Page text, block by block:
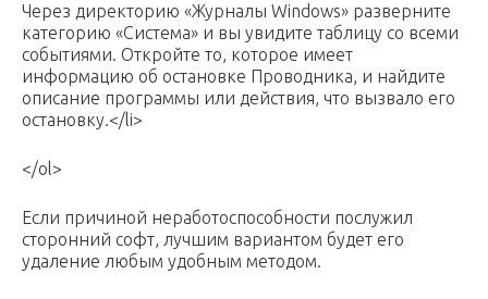
Через директорию «Журналы Windows» разверните
категорию «Система» и вы увидите таблицу со всеми
событиями. Откройте то, которое имеет
информацию об остановке Проводника, и найдите
описание программы или действия, что вызвало его
остановку.</li>
</ol>
Если причиной неработоспособности послужил
сторонний софт, лучшим вариантом будет его
удаление любым удобным методом.